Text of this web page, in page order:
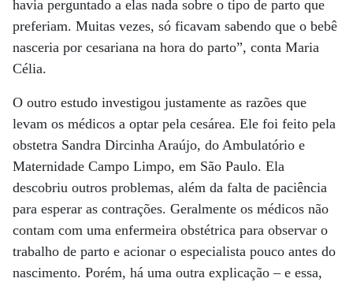
havia perguntado a elas nada sobre o tipo de parto que
preferiam. Muitas vezes, só ficavam sabendo que o bebê
nasceria por cesariana na hora do parto”, conta Maria
Célia.
O outro estudo investigou justamente as razões que
levam os médicos a optar pela cesárea. Ele foi feito pela
obstetra Sandra Dircinha Araújo, do Ambulatório e
Maternidade Campo Limpo, em São Paulo. Ela
descobriu outros problemas, além da falta de paciência
para esperar as contrações. Geralmente os médicos não
contam com uma enfermeira obstétrica para observar o
trabalho de parto e acionar o especialista pouco antes do
nascimento. Porém, há uma outra explicação – e essa,